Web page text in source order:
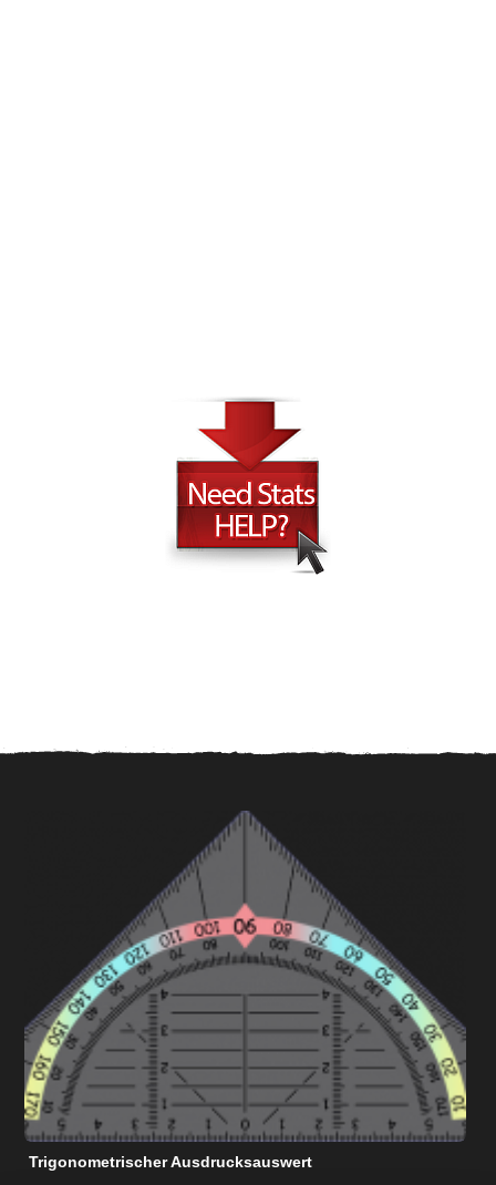
Trigonometrischer Ausdrucksauswert